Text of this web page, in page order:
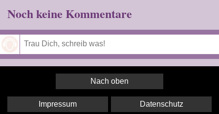
Noch keine Kommentare
Nach oben
Impressum Datenschutz